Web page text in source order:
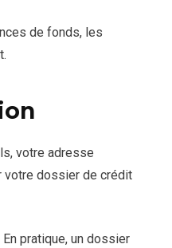
de fonds, les
votre adresse
votre dossier de crédit
pratique, un dossier